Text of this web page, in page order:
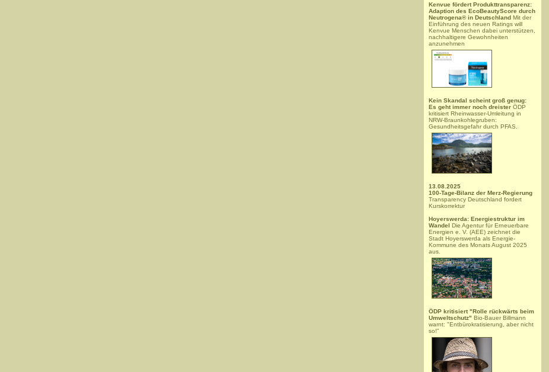
Kenvue fördert Produkttransparenz:
Adaption des EcoBeautyScore durch
Neutrogena® in Deutschland Mit der
Einführung des neuen Ratings will
Kenvue Menschen dabei unterstützen,
nachhaltigere Gewohnheiten
anzunehmen
Kein Skandal scheint groß genug:
Es geht immer noch dreister ÖDP
kritisiert Rheinwasser-Umleitung in
NRW-Braunkohlegruben:
Gesundheitsgefahr durch PFAS.
13.08.2025
100-Tage-Bilanz der Merz-Regierung
Transparency Deutschland fordert
Kurskorrektur
Hoyerswerda: Energiestruktur im
Wandel Die Agentur für Erneuerbare
Energien e. V. (AEE) zeichnet die
Stadt Hoyerswerda als Energie-
Kommune des Monats August 2025
aus.
ÖDP kritisiert "Rolle rückwärts beim
Umweltschutz" Bio-Bauer Billmann
warnt: "Entbürokratisierung, aber nicht
so!"